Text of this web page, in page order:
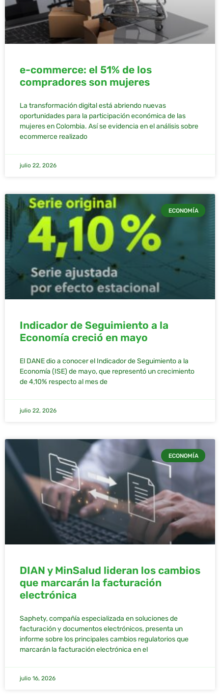
e-commerce: el 51% de los
compradores son mujeres
La transformación digital está abriendo nuevas
oportunidades para la participación económica de las
mujeres en Colombia. Así se evidencia en el análisis sobre
ecommerce realizado
julio 22, 2026
ECONOMÍA
Indicador de Seguimiento a la
Economía creció en mayo
El DANE dio a conocer el Indicador de Seguimiento a la
Economía (ISE) de mayo, que representó un crecimiento
de 4,10% respecto al mes de
julio 22, 2026
ECONOMÍA
DIAN y MinSalud lideran los cambios
que marcarán la facturación
electrónica
Saphety, compañía especializada en soluciones de
facturación y documentos electrónicos, presenta un
informe sobre los principales cambios regulatorios que
marcarán la facturación electrónica en el
julio 16, 2026